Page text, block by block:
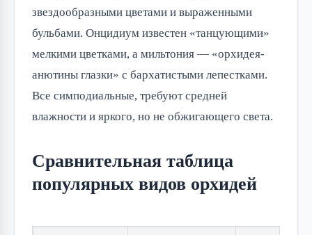
звездообразными цветами и выраженными
бульбами. Онцидиум известен «танцующими»
мелкими цветками, а мильтония — «орхидея-
анютины глазки» с бархатистыми лепестками.
Все симподиальные, требуют средней
влажности и яркого, но не обжигающего света.
Сравнительная таблица
популярных видов орхидей